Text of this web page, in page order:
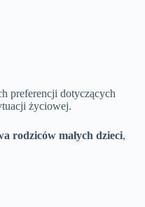
preferencji dotyczących
życiowej.
rodziców małych dzieci,